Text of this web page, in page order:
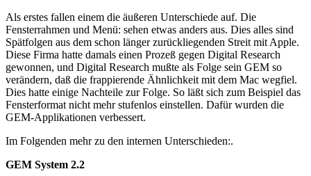
Als erstes fallen einem die äußeren Unterschiede auf. Die
Fensterrahmen und Menü: sehen etwas anders aus. Dies alles sind
Spätfolgen aus dem schon länger zurückliegenden Streit mit Apple.
Diese Firma hatte damals einen Prozeß gegen Digital Research
gewonnen, und Digital Research mußte als Folge sein GEM so
verändern, daß die frappierende Ähnlichkeit mit dem Mac wegfiel.
Dies hatte einige Nachteile zur Folge. So läßt sich zum Beispiel das
Fensterformat nicht mehr stufenlos einstellen. Dafür wurden die
GEM-Applikationen verbessert.
Im Folgenden mehr zu den internen Unterschieden:.
GEM System 2.2